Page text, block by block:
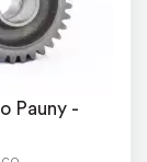
Pauny -